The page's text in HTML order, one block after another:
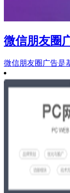
微信朋友圈
微信朋友圈广告是